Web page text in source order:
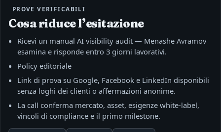
PROVE VERIFICABILI
Cosa riduce l’esitazione
Ricevi un manual AI visibility audit — Menashe Avramov
esamina e risponde entro 3 giorni lavorativi.
Policy editoriale
Link di prova su Google, Facebook e LinkedIn disponibili
senza loghi dei clienti o affermazioni anonime.
La call conferma mercato, asset, esigenze white-label,
vincoli di compliance e il primo milestone.